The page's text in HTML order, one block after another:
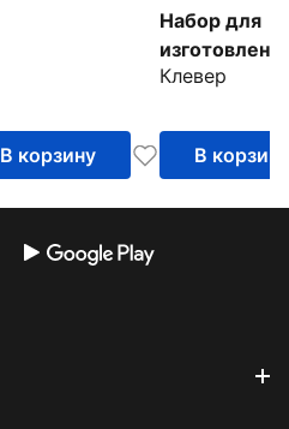
В корзину
Набор для
светильника
друзьями
Клевер
В корзину